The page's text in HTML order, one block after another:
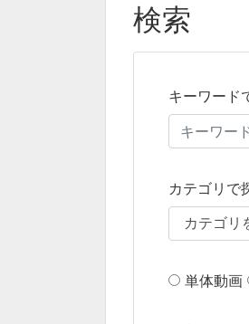
検索
キーワード
カテゴリで
単体動画